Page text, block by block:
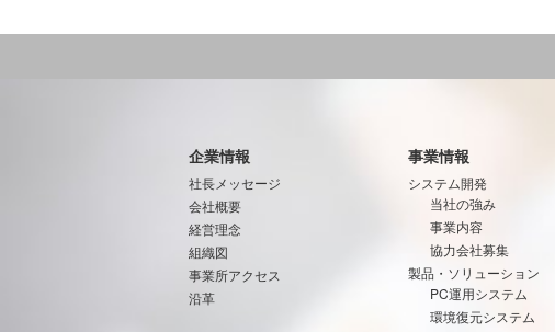
企業情報
社長メッセージ
会社概要
経営理念
組織図
事業所アクセス
沿革
事業情報
システム開発
当社の強み
事業内容
協力会社募集
製品・ソリューション
PC運用システム
環境復元システム